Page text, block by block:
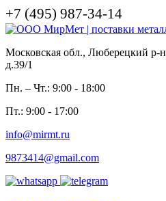
+7 (495) 987-34-14
Московская обл., Люберецкий р-
д.39/1
Пн. – Чт.: 9:00 - 18:00
Пт.: 9:00 - 17:00
info@mirmt.ru
9873414@gmail.com